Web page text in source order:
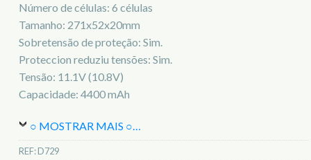
Número de células: 6 células
Tamanho: 271x52x20mm
Sobretensão de proteção: Sim.
Proteccion reduziu tensões: Sim.
Tensão: 11.1V (10.8V)
Capacidade: 4400 mAh
○ MOSTRAR MAIS ○…
REF:D729